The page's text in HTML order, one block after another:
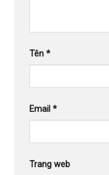
Tên *
Email *
Trang web